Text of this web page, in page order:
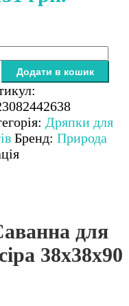
Додати в кошик
Дряпки для
Бренд: Природа
для
38x38x90